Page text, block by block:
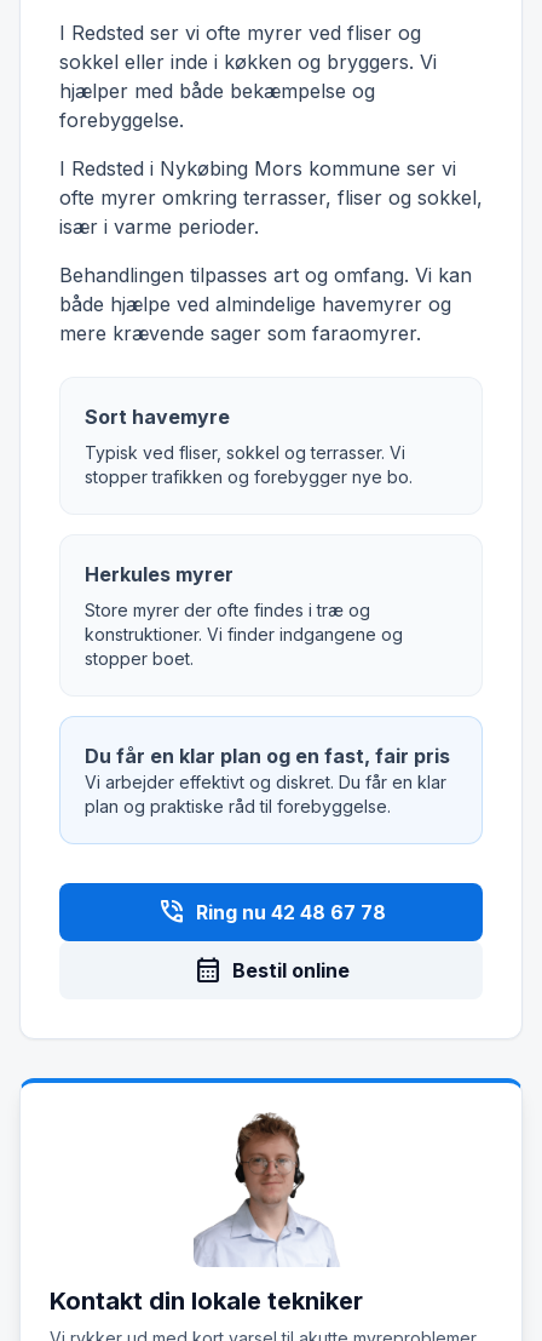
I Redsted ser vi ofte myrer ved fliser og
sokkel eller inde i køkken og bryggers. Vi
hjælper med både bekæmpelse og
forebyggelse.
I Redsted i Nykøbing Mors kommune ser vi
ofte myrer omkring terrasser, fliser og sokkel,
især i varme perioder.
Behandlingen tilpasses art og omfang. Vi kan
både hjælpe ved almindelige havemyrer og
mere krævende sager som faraomyrer.
Sort havemyre
Typisk ved fliser, sokkel og terrasser. Vi
stopper trafikken og forebygger nye bo.
Herkules myrer
Store myrer der ofte findes i træ og
konstruktioner. Vi finder indgangene og
stopper boet.
Du får en klar plan og en fast, fair pris
Vi arbejder effektivt og diskret. Du får en klar
plan og praktiske råd til forebyggelse.
phone_in_talk Ring nu 42 48 67 78
calendar_month Bestil online
Kontakt din lokale tekniker